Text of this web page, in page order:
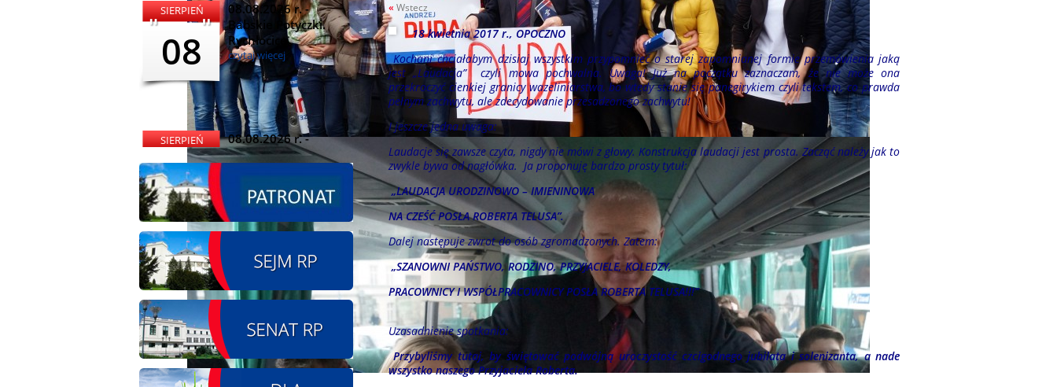
SIERPIEŃ
08
08.08.2026 r. -
Babskie Potyczki.
Rychłocice
czytaj więcej
SIERPIEŃ
08
08.08.2026 r. -
Dożynki i
SIERPIEŃ
08
08.08.2026 r. - Piknik
integracyjny. Krępa
60 u Sołtysa
« Wstecz
18 kwietnia 2017 r., OPOCZNO
Kochani chciałabym dzisiaj wszystkim przypomnieć o starej zapomnianej formie przemówienia jaką
jest „Laudacja” czyli mowa pochwalna. Uwaga! Już na początku zaznaczam, że nie może ona
przekroczyć cienkiej granicy wazeliniarstwa, bo wtedy stanie się panegirykiem czyli tekstem, co prawda
pełnym zachwytu, ale zdecydowanie przesadzonego zachwytu!
I jeszcze jedna uwaga:
Laudacje się zawsze czyta, nigdy nie mówi z głowy. Konstrukcja laudacji jest prosta. Zacząć należy jak to
zwykle bywa od nagłówka. Ja proponuję bardzo prosty tytuł:
„LAUDACJA URODZINOWO – IMIENINOWA
NA CZEŚĆ POSŁA ROBERTA TELUSA”.
Dalej następuje zwrot do osób zgromadzonych. Zatem:
„SZANOWNI PAŃSTWO, RODZINO, PRZYJACIELE, KOLEDZY,
PRACOWNICY I WSPÓŁPRACOWNICY POSŁA ROBERTA TELUSA!!!”
Uzasadnienie spotkania:
Przybyliśmy tutaj, by świętować podwójną uroczystość czcigodnego jubilata i solenizanta, a nade
wszystko naszego Przyjaciela Roberta.